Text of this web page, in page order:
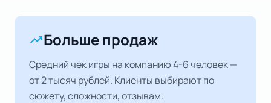
trending_upБольше продаж
Средний чек игры на компанию 4-6 человек —
от 2 тысяч рублей. Клиенты выбирают по
сюжету, сложности, отзывам.